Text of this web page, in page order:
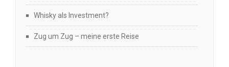
Whisky als Investment?
Zug um Zug – meine erste Reise